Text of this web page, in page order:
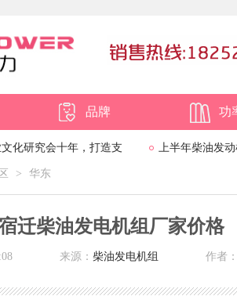
品牌 功
化研究会十年，打造支 上半年柴油发
> 华东
迁柴油发电机组厂家价格
来源： 柴油发电机组 作者